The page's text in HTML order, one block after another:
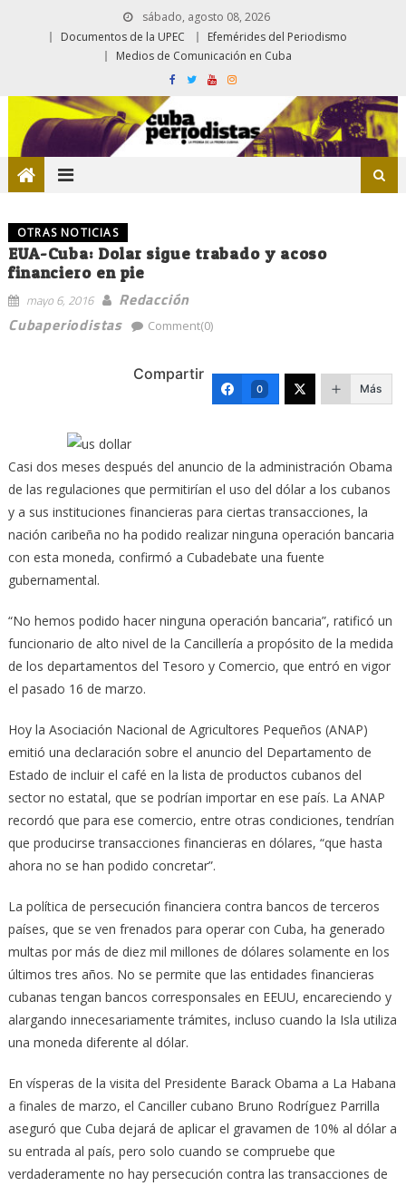
sábado, agosto 08, 2026
Documentos de la UPEC
Efemérides del Periodismo
Medios de Comunicación en Cuba
OTRAS NOTICIAS
EUA-Cuba: Dolar sigue trabado y acoso
financiero en pie
mayo 6, 2016
Redacción
Cubaperiodistas
Comment(0)
Compartir
0 Más
Casi dos meses después del anuncio de la administración Obama
de las regulaciones que permitirían el uso del dólar a los cubanos
y a sus instituciones financieras para ciertas transacciones, la
nación caribeña no ha podido realizar ninguna operación bancaria
con esta moneda, confirmó a Cubadebate una fuente
gubernamental.
“No hemos podido hacer ninguna operación bancaria”, ratificó un
funcionario de alto nivel de la Cancillería a propósito de la medida
de los departamentos del Tesoro y Comercio, que entró en vigor
el pasado 16 de marzo.
Hoy la Asociación Nacional de Agricultores Pequeños (ANAP)
emitió una declaración sobre el anuncio del Departamento de
Estado de incluir el café en la lista de productos cubanos del
sector no estatal, que se podrían importar en ese país. La ANAP
recordó que para ese comercio, entre otras condiciones, tendrían
que producirse transacciones financieras en dólares, “que hasta
ahora no se han podido concretar”.
La política de persecución financiera contra bancos de terceros
países, que se ven frenados para operar con Cuba, ha generado
multas por más de diez mil millones de dólares solamente en los
últimos tres años. No se permite que las entidades financieras
cubanas tengan bancos corresponsales en EEUU, encareciendo y
alargando innecesariamente trámites, incluso cuando la Isla utiliza
una moneda diferente al dólar.
En vísperas de la visita del Presidente Barack Obama a La Habana
a finales de marzo, el Canciller cubano Bruno Rodríguez Parrilla
aseguró que Cuba dejará de aplicar el gravamen de 10% al dólar a
su entrada al país, pero solo cuando se compruebe que
verdaderamente no hay persecución contra las transacciones de